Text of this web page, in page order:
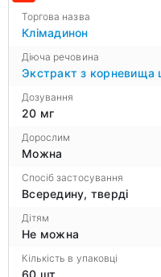
Торгова назва
Клімадинон
Діюча речовина
Экстракт з корневища
Дозування
20 мг
Дорослим
Можна
Спосіб застосування
Всередину, тверді
Дітям
Не можна
Кількість в упаковці
60 шт